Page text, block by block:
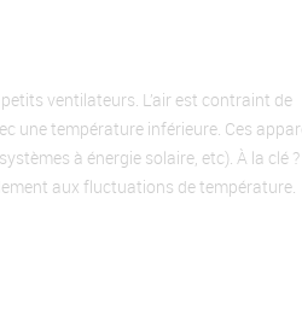
ventilateurs. L’air est contraint de
une température inférieure. Ces
à énergie solaire, etc). À la
aux fluctuations de température.